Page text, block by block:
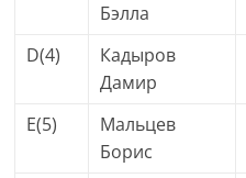
Бэлла
D(4)
Кадыров
Дамир
E(5)
Мальцев
Борис